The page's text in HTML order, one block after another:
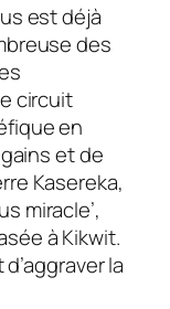
est déjà
des
circuit
en
et de
Kasereka,
miracle’,
à Kikwit.
la